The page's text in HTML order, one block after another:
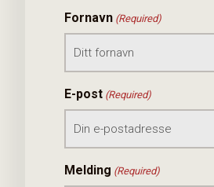
Fornavn (Required)
E-post (Required)
Melding (Required)